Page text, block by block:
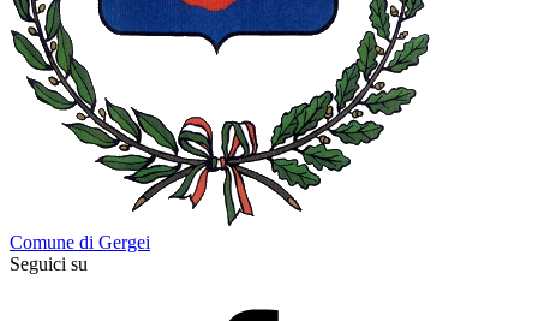
Comune di Gergei
Seguici su